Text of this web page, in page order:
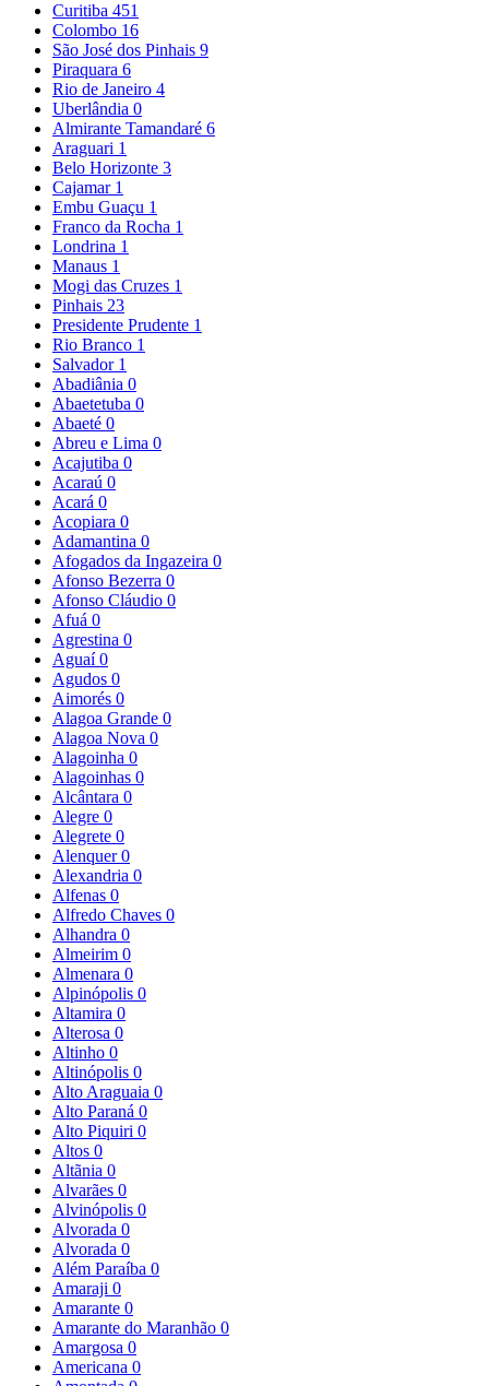
Curitiba 451
Colombo 16
São José dos Pinhais 9
Piraquara 6
Rio de Janeiro 4
Uberlândia 0
Almirante Tamandaré 6
Araguari 1
Belo Horizonte 3
Cajamar 1
Embu Guaçu 1
Franco da Rocha 1
Londrina 1
Manaus 1
Mogi das Cruzes 1
Pinhais 23
Presidente Prudente 1
Rio Branco 1
Salvador 1
Abadiânia 0
Abaetetuba 0
Abaeté 0
Abreu e Lima 0
Acajutiba 0
Acaraú 0
Acará 0
Acopiara 0
Adamantina 0
Afogados da Ingazeira 0
Afonso Bezerra 0
Afonso Cláudio 0
Afuá 0
Agrestina 0
Aguaí0
Agudos 0
Aimorés 0
Alagoa Grande 0
Alagoa Nova 0
Alagoinha 0
Alagoinhas 0
Alcântara 0
Alegre 0
Alegrete 0
Alenquer0
Alexandria 0
Alfenas 0
Alfredo Chaves 0
Alhandra 0
Almeirim 0
Almenara 0
Alpinópolis 0
Altamira 0
Alterosa 0
Altinho 0
Altinópolis 0
Alto Araguaia 0
Alto Paraná 0
Alto Piquiri 0
Altos 0
Altãnia 0
Alvarães 0
Alvinópolis 0
Alvorada 0
Alvorada 0
Além Paraíba 0
Amaraji 0
Amarante 0
Amarante do Maranhão 0
Amargosa 0
Americana 0